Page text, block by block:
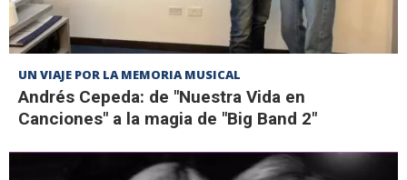
UN VIAJE POR LA MEMORIA MUSICAL
Andrés Cepeda: de "Nuestra Vida en
Canciones" a la magia de "Big Band 2"